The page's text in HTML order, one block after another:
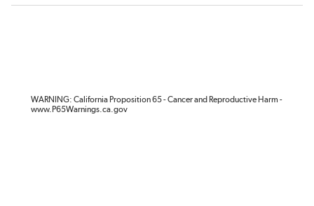
WARNING: California Proposition 65 - Cancer and Reproductive Harm -
www.P65Warnings.ca.gov